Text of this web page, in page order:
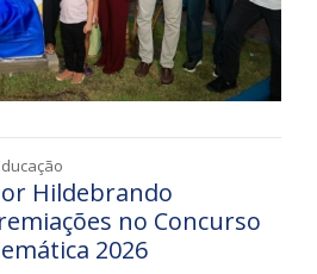
Hildebrando
no Concurso
2026